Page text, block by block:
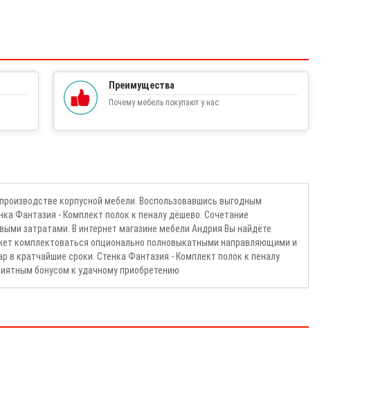
Преимущества
Почему мебель покупают у нас
корпусной мебели. Воспользовавшись выгодным
Фантазия - Комплект полок к пеналу дёшево. Сочетание
затратами. В интернет магазине мебели Андрия Вы найдёте
комплектоваться опционально полновыкатными направляющими и
в кратчайшие сроки. Стенка Фантазия - Комплект полок к пеналу
бонусом к удачному приобретению